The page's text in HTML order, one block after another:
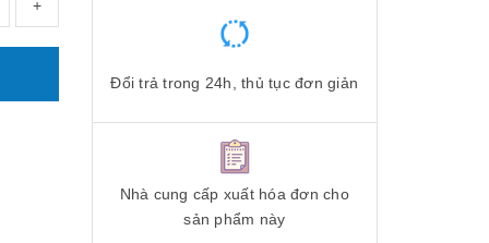
+
Đổi trả trong 24h, thủ tục đơn giản
Nhà cung cấp xuất hóa đơn cho
sản phẩm này